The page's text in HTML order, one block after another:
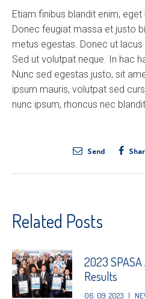
Etiam finibus blandit enim,
Donec feugiat massa et justo
metus egestas. Donec ut
Sed ut volutpat neque. In hac
Nunc sed egestas justo, sit
ipsum mauris, volutpat sed
nunc ipsum, rhoncus nec
Send
Related Posts
2023
Results
06. 09. 2023 |